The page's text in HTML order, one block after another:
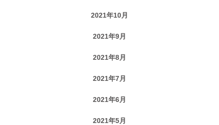
2021年10月
2021年9月
2021年8月
2021年7月
2021年6月
2021年5月